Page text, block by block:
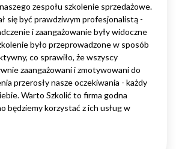
zespołu szkolenie sprzedażowe.
się być prawdziwym profesjonalistą -
i zaangażowanie były widoczne
było przeprowadzone w sposób
co sprawiło, że wszyscy
zaangażowani i zmotywowani do
przerosły nasze oczekiwania - każdy
Warto Szkolić to firma godna
będziemy korzystać z ich usług w